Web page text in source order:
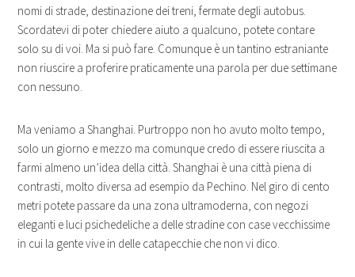
nomi di strade, destinazione dei treni, fermate degli autobus.
Scordatevi di poter chiedere aiuto a qualcuno, potete contare
solo su di voi. Ma si può fare. Comunque è un tantino estraniante
non riuscire a proferire praticamente una parola per due settimane
con nessuno.
Ma veniamo a Shanghai. Purtroppo non ho avuto molto tempo,
solo un giorno e mezzo ma comunque credo di essere riuscita a
farmi almeno un’idea della città. Shanghai è una città piena di
contrasti, molto diversa ad esempio da Pechino. Nel giro di cento
metri potete passare da una zona ultramoderna, con negozi
eleganti e luci psichedeliche a delle stradine con case vecchissime
in cui la gente vive in delle catapecchie che non vi dico.